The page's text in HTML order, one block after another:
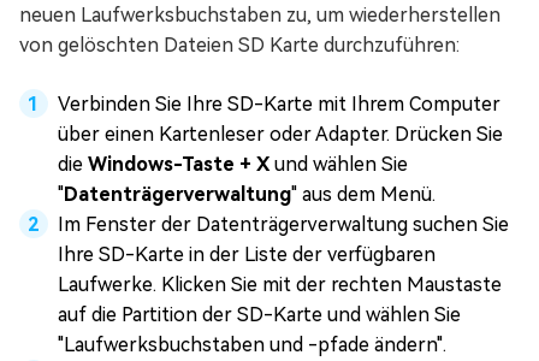
neuen Laufwerksbuchstaben zu, um wiederherstellen
von gelöschten Dateien SD Karte durchzuführen:
Verbinden Sie Ihre SD-Karte mit Ihrem Computer
über einen Kartenleser oder Adapter. Drücken Sie
die Windows-Taste + X und wählen Sie
"Datenträgerverwaltung" aus dem Menü.
Im Fenster der Datenträgerverwaltung suchen Sie
Ihre SD-Karte in der Liste der verfügbaren
Laufwerke. Klicken Sie mit der rechten Maustaste
auf die Partition der SD-Karte und wählen Sie
"Laufwerksbuchstaben und -pfade ändern".